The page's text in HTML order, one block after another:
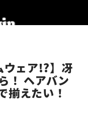
ウェア!?】冴
！ ヘアバン
揃えたい！